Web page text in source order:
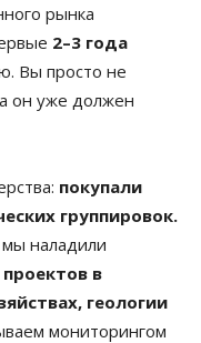
рынка
2–3 года
Вы просто не
он уже должен
покупали
группировок.
наладили
в
геологии
мониторингом